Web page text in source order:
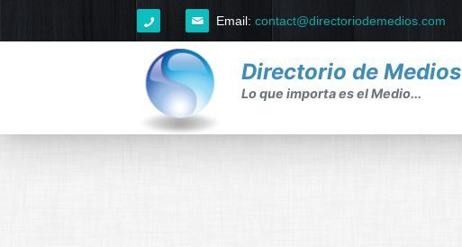
Email: contact@directoriodemedios.com
Directorio de Medios
Lo que importa es el Medio...